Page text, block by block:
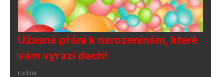
Úžasné přání k narozeninám, které
vám vyrazí dech!
rodina